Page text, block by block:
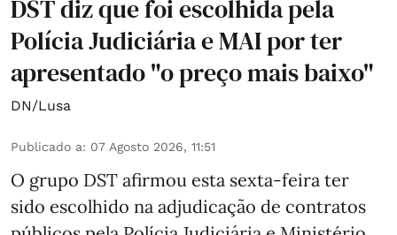
DST diz que foi escolhida pela
Polícia Judiciária e MAI por ter
apresentado "o preço mais baixo"
DN/Lusa
Publicado a: 07 Agosto 2026, 11:51
O grupo DST afirmou esta sexta-feira ter
sido escolhido na adjudicação de contratos